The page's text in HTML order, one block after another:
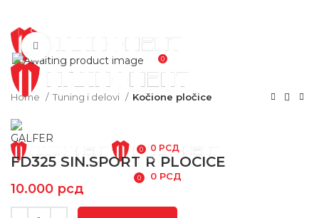
0
0
items
/ 0 РСД
PRODAVNICA O NAMA
0 / 0 РСД
MENU
Home Tuning i delovi Kočione pločice
FD325 SIN.SPORT R PLOCICE
10.000 рсд